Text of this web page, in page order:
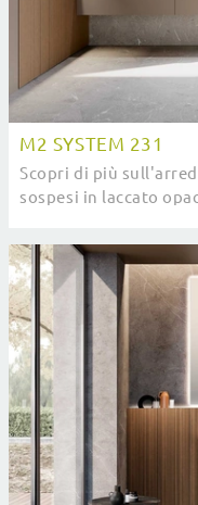
M2 SYSTEM 231
Scopri di più
sospesi in laccato